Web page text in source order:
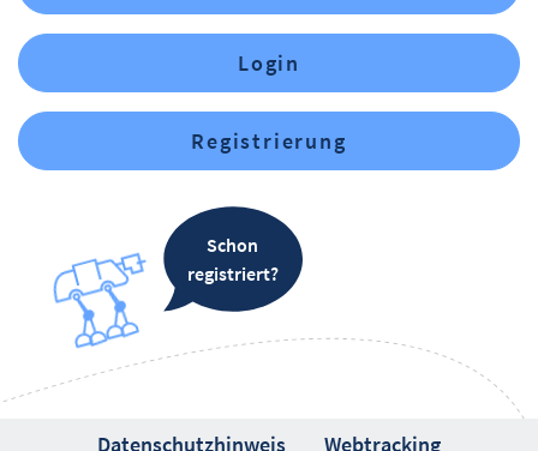
Login
Registrierung
Schon
registriert?
Datenschutzhinweis Webtracking